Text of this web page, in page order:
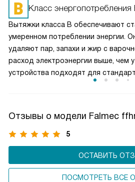
справляется с сильным паром и
разделение обеспечивает
производительностью и уровнем
может гибко управлять мощностью
энергопотребление и продлевая
сохраняя комфортную атмосферу
Класс энергопотребления
Вытяжки класса B обеспечивают
умеренном потреблении энергии.
удаляют пар, запахи и жир с
расход электроэнергии выше, чем
устройства подходят для
и прогнозируемые.
Отзывы о модели Falmec
5
ОСТАВИТЬ
ПОСМОТРЕТЬ ВСЕ